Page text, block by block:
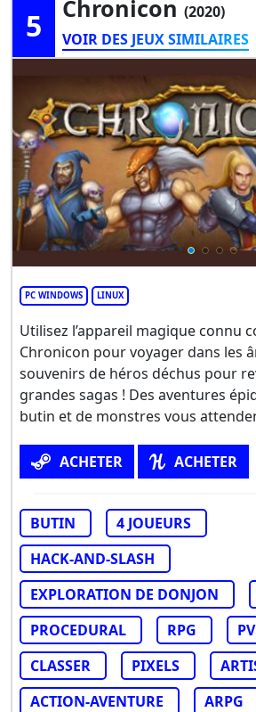
5 Chronicon (2020)
VOIR DES JEUX SIMILAIRES
PC WINDOWS LINUX
Utilisez l’appareil magique connu
Chronicon pour voyager dans les
souvenirs de héros déchus pour
grandes sagas ! Des aventures
butin et de monstres vous
ACHETER ACHETER
BUTIN
4 JOUEURS
HACK-AND-SLASH
EXPLORATION DE DONJON
PROCEDURAL
RPG
CLASSER
PIXELS
ACTION-AVENTURE
ARPG